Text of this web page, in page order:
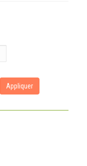
Appliquer